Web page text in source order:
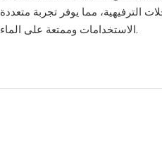
الترفيهية، مما يوفر تجربة متعددة
الاستخدامات وممتعة على الماء.